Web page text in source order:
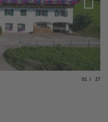
Slide
01 di
27